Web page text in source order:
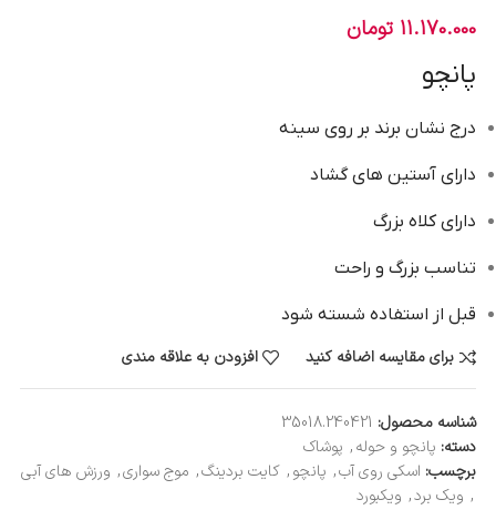
11.170.000 تومان
پانچو
درج نشان برند بر روی سینه
دارای آستین های گشاد
دارای کلاه بزرگ
تناسب بزرگ و راحت
قبل از استفاده شسته شود
برای مقایسه اضافه کنید افزودن به علاقه مندی
شناسه محصول: 35018.240421
دسته: پانچو و حوله, پوشاک
برچسب: اسکی روی آب, پانچو, کایت بردینگ, موج سواری, ورزش های آبی
, ویک برد, ویکبورد